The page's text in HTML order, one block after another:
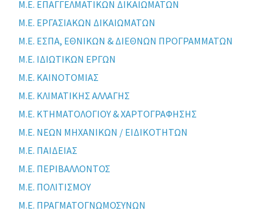
Μ.Ε. ΕΠΑΓΓΕΛΜΑΤΙΚΩΝ ΔΙΚΑΙΩΜΑΤΩΝ
Μ.Ε. ΕΡΓΑΣΙΑΚΩΝ ΔΙΚΑΙΩΜΑΤΩΝ
Μ.Ε. ΕΣΠΑ, ΕΘΝΙΚΩΝ & ΔΙΕΘΝΩΝ ΠΡΟΓΡΑΜΜΑΤΩΝ
Μ.Ε. ΙΔΙΩΤΙΚΩΝ ΕΡΓΩΝ
Μ.Ε. ΚΑΙΝΟΤΟΜΙΑΣ
Μ.Ε. ΚΛΙΜΑΤΙΚΗΣ ΑΛΛΑΓΗΣ
Μ.Ε. ΚΤΗΜΑΤΟΛΟΓΙΟΥ & ΧΑΡΤΟΓΡΑΦΗΣΗΣ
Μ.Ε. ΝΕΩΝ ΜΗΧΑΝΙΚΩΝ / ΕΙΔΙΚΟΤΗΤΩΝ
Μ.Ε. ΠΑΙΔΕΙΑΣ
Μ.Ε. ΠΕΡΙΒΑΛΛΟΝΤΟΣ
Μ.Ε. ΠΟΛΙΤΙΣΜΟΥ
Μ.Ε. ΠΡΑΓΜΑΤΟΓΝΩΜΟΣΥΝΩΝ